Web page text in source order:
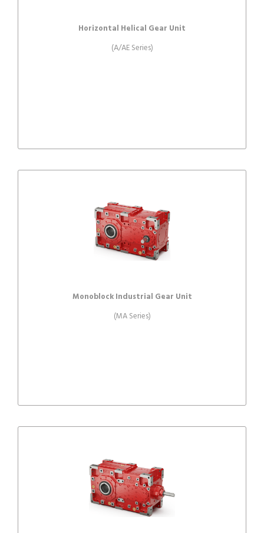
Horizontal Helical Gear Unit
(A/AE Series)
Monoblock Industrial Gear Unit
(MA Series)